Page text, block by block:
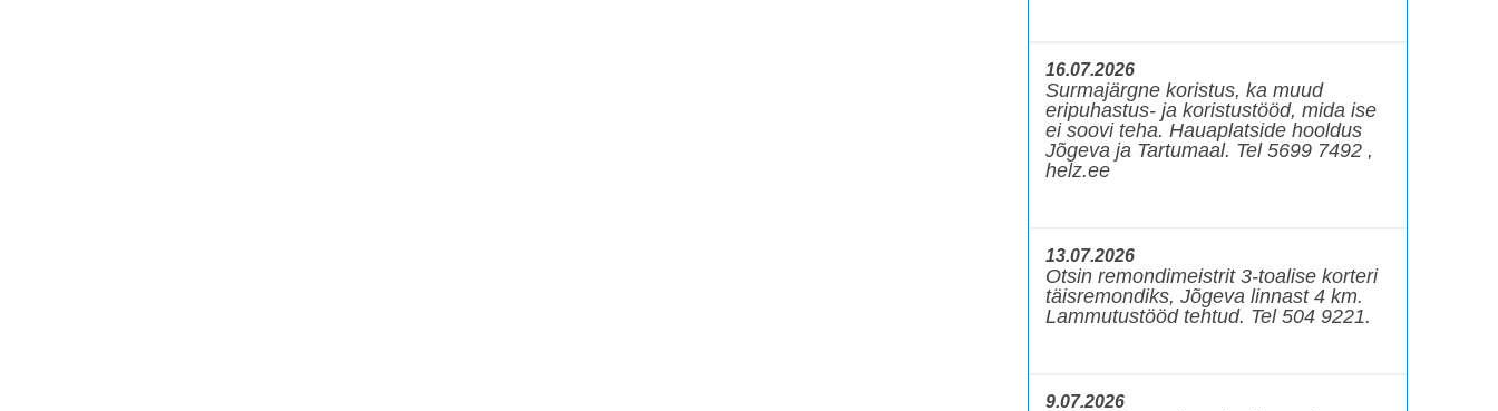
16.07.2026
Surmajärgne koristus, ka muud
eripuhastus- ja koristustööd, mida ise
ei soovi teha. Hauaplatside hooldus
Jõgeva ja Tartumaal. Tel 5699 7492 ,
helz.ee
13.07.2026
Otsin remondimeistrit 3-toalise korteri
täisremondiks, Jõgeva linnast 4 km.
Lammutustööd tehtud. Tel 504 9221.
9.07.2026